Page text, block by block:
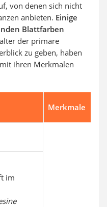
von denen sich nicht
anbieten. Einige
Blattfarben
der primäre
zu geben, haben
ihren Merkmalen
Merkmale
im